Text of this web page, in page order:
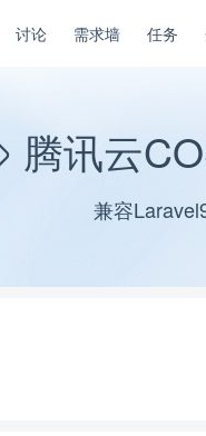
讨论 需求墙 任务
腾讯云
兼容